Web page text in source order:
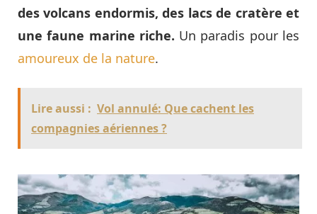
des volcans endormis, des lacs de cratère et
une faune marine riche. Un paradis pour les
amoureux de la nature.
Lire aussi : Vol annulé: Que cachent les
compagnies aériennes ?